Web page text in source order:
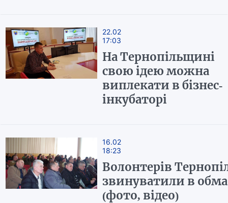
22.02
17:03
На Тернопільщині
свою ідею можна
виплекати в бізнес-
інкубаторі
16.02
18:23
Волонтерів
звинуватили в
(фото, відео)